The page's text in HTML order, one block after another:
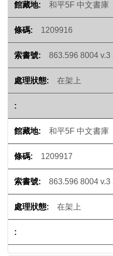
和平5F 中文書庫
1209916
863.596 8004 v.3
在架上
和平5F 中文書庫
1209917
863.596 8004 v.3
在架上